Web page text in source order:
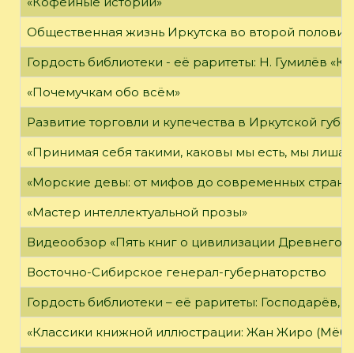
Общественная жизнь Иркутска во второй
Гордость библиотеки - её раритеты: Н. Гумилёв
«Почемучкам обо всём»
Развитие торговли и купечества в Иркутской
«Принимая себя такими, каковы мы есть, мы
«Морские девы: от мифов до современных
«Мастер интеллектуальной прозы»
Видеообзор «Пять книг о цивилизации Древнего
Восточно-Сибирское генерал-губернаторство
Гордость библиотеки – её раритеты:
«Классики книжной иллюстрации: Жан Жиро